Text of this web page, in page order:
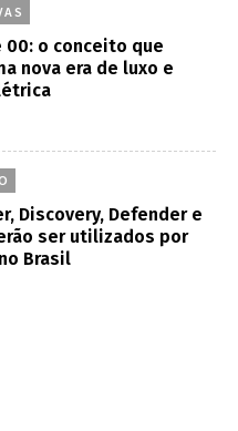
00: o conceito que
nova era de luxo e
Discovery, Defender e
ser utilizados por
Brasil